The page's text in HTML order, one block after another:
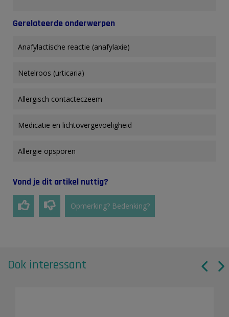
Gerelateerde onderwerpen
Anafylactische reactie (anafylaxie)
Netelroos (urticaria)
Allergisch contacteczeem
Medicatie en lichtovergevoeligheid
Allergie opsporen
Vond je dit artikel nuttig?
Opmerking? Bedenking?
Ook interessant